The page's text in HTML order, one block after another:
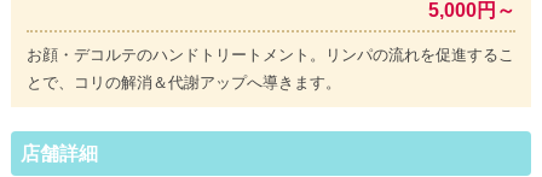
5,000円～
お顔・デコルテのハンドトリートメント。リンパの流れを促進するこ
とで、コリの解消＆代謝アップへ導きます。
店舗詳細